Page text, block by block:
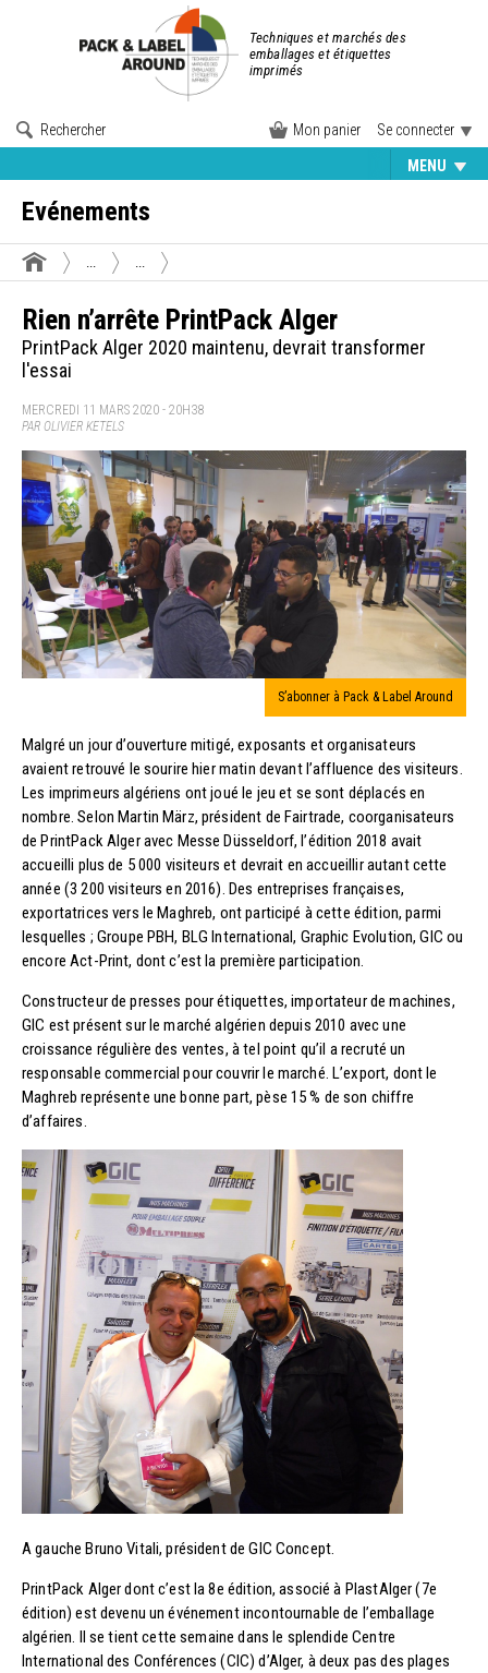
Techniques et marchés des
emballages et étiquettes
imprimés
Rechercher Mon panier Se connecter
MENU
Evénements
Rien n’arrête PrintPack Alger
PrintPack Alger 2020 maintenu, devrait transformer
l'essai
MERCREDI 11 MARS 2020 - 20H38
PAR OLIVIER KETELS
S’abonner à Pack & Label Around
Malgré un jour d’ouverture mitigé, exposants et organisateurs
avaient retrouvé le sourire hier matin devant l’affluence des visiteurs.
Les imprimeurs algériens ont joué le jeu et se sont déplacés en
nombre. Selon Martin März, président de Fairtrade, coorganisateurs
de PrintPack Alger avec Messe Düsseldorf, l’édition 2018 avait
accueilli plus de 5 000 visiteurs et devrait en accueillir autant cette
année (3 200 visiteurs en 2016). Des entreprises françaises,
exportatrices vers le Maghreb, ont participé à cette édition, parmi
lesquelles ; Groupe PBH, BLG International, Graphic Evolution, GIC ou
encore Act-Print, dont c’est la première participation.
Constructeur de presses pour étiquettes, importateur de machines,
GIC est présent sur le marché algérien depuis 2010 avec une
croissance régulière des ventes, à tel point qu’il a recruté un
responsable commercial pour couvrir le marché. L’export, dont le
Maghreb représente une bonne part, pèse 15 % de son chiffre
d’affaires.
A gauche Bruno Vitali, président de GIC Concept.
PrintPack Alger dont c’est la 8e édition, associé à PlastAlger (7e
édition) est devenu un événement incontournable de l’emballage
algérien. Il se tient cette semaine dans le splendide Centre
International des Conférences (CIC) d’Alger, à deux pas des plages